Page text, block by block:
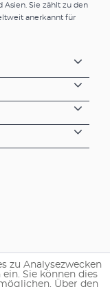
Asien. Sie zählt zu den
anerkannt für
zu Analysezwecken
Sie können dies
Über den